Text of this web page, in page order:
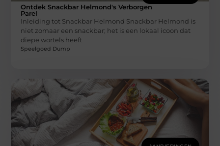
Ontdek Snackbar Helmond's Verborgen
Parel
Inleiding tot Snackbar Helmond Snackbar Helmond is
niet zomaar een snackbar; het is een lokaal icoon dat
diepe wortels heeft
Speelgoed Dump